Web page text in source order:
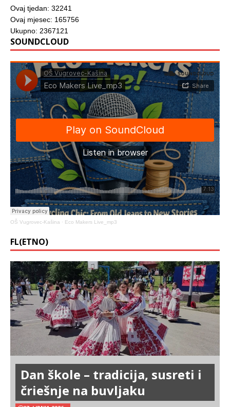
Ovaj tjedan: 32241
Ovaj mjesec: 165756
Ukupno: 2367121
SOUNDCLOUD
OŠ Vugrovec-Kašina · Eco Makers Live_mp3
FL(ETNO)
Dan škole – tradicija, susreti i
čriešnje na buvljaku